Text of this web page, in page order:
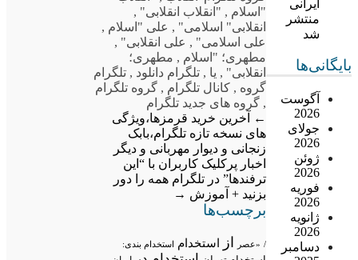
ایرانی
منتشر
شد
بایگانی‌ها
آگوست
2026
جولای
2026
ژوئن
2026
فوریه
2026
ژانویه
2026
دسامبر
"اسلام , "انقلاب انقلابی" ,
انقلابی" اسلامی" , علی "اسلام ,
علی اسلامی" , علی انقلابی" ,
مطهرى؛ "اسلام , مطهرى؛
انقلابی" , یا , تلگرام دانلود , تلگرام
گروه , کانال تلگرام , گروه تلگرام
, گروه های جدید تلگرام
←
آخرین خرید قرمزها،ویژگی
های نسخه تازه تلگرام،بابک
زنجانی و دیوار مهربانی و دیگر
اخبار پرکلیک کاربران با “این
ترفندها” در تلگرام همه را دور
بزنید + آموزش →
برچسب‌ها
/ «عصر از استخدام استخدام بندی: